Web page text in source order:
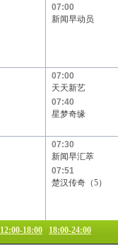
07:00
新闻早动员
07:00
天天新艺
07:40
星梦奇缘
07:30
新闻早汇萃
07:51
楚汉传奇（5）
12:00-18:00 18:00-24:00